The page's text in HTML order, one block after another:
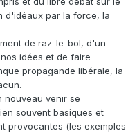
d'idéaux par la force, la
de raz-le-bol, d'un
idées et de faire
propagande libérale, la
nouveau venir se
souvent basiques et
provocantes (les exemples